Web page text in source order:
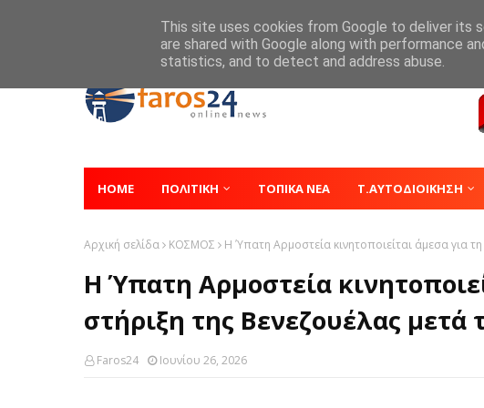
HOME ΠΟΛΙΤΙΚΗ ΤΟΠΙΚΑ ΝΕΑ Τ.ΑΥΤΟΔΙΟΙΚΗΣΗ
Αρχική σελίδα ΚΟΣΜΟΣ H Ύπατη Αρμοστεία κινητοποιείται άμεσα για
H Ύπατη Αρμοστεία
στήριξη της Βενεζουέλας μετά
Faros24 Ιουνίου 26, 2026
This site uses cookies from Google to deliver its
are shared with Google along with performance
statistics, and to detect and address abuse.